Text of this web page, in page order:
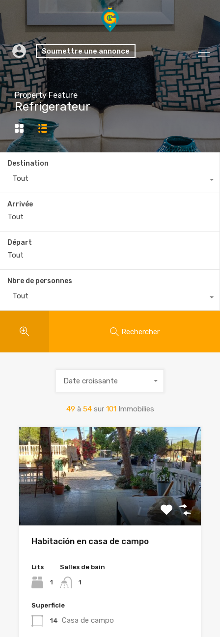
Soumettre une annonce
Property Feature
Refrigerateur
Destination
Tout
Arrivée
Départ
Nbre de personnes
Tout
Rechercher
49 à 54 sur 101 Immobilies
Date croissante
Habitación en casa de campo
Lits
1
Salles de bain
1
Superficie
14 Casa de campo